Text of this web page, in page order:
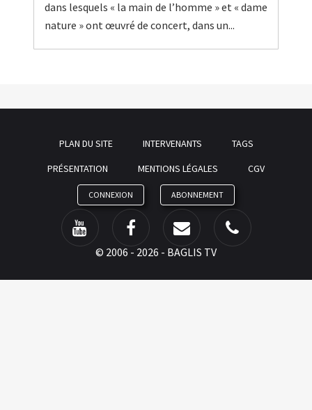
dans lesquels « la main de l’homme » et « dame
nature » ont œuvré de concert, dans un...
PLAN DU SITE INTERVENANTS
TAGS
PRÉSENTATION
MENTIONS LÉGALES CGV
CONNEXION ABONNEMENT
© 2006 - 2026 - BAGLIS TV